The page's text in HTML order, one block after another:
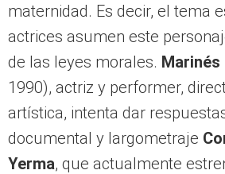
maternidad. Es decir, el tema
actrices asumen este
de las leyes morales. Marinés
1990), actriz y performer,
artística, intenta dar
documental y largometraje
Yerma, que actualmente